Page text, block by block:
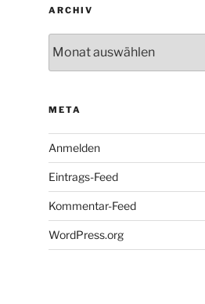
ARCHIV
META
Anmelden
Eintrags-Feed
Kommentar-Feed
WordPress.org